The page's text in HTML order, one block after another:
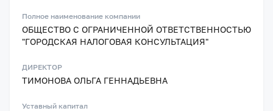
Полное наименование компании
ОБЩЕСТВО С ОГРАНИЧЕННОЙ ОТВЕТСТВЕННОСТЬЮ
"ГОРОДСКАЯ НАЛОГОВАЯ КОНСУЛЬТАЦИЯ"
ДИРЕКТОР
ТИМОНОВА ОЛЬГА ГЕННАДЬЕВНА
Уставный капитал